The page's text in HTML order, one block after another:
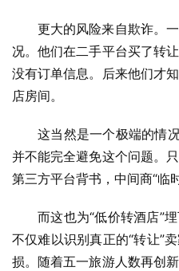
更大的风险来自欺诈。
况。他们在二手平台买了转
没有订单信息。后来他们才
店房间。
这当然是一个极端的情
并不能完全避免这个问题。
第三方平台背书，中间商“临
而这也为“低价转酒店”
不仅难以识别真正的“转让”
损。随着五一旅游人数再创